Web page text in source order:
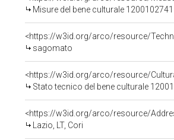
Misure del bene culturale 1200102741
<https://w3id.org/arco/resource/
sagomato
<https://w3id.org/arco/resource/
Stato tecnico del bene culturale
<https://w3id.org/arco/resource/
Lazio, LT, Cori